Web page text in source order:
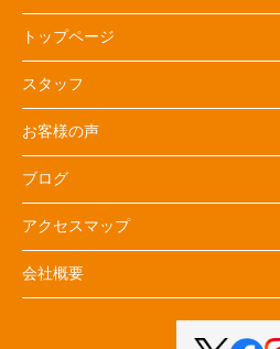
トップページ
スタッフ
お客様の声
ブログ
アクセスマップ
会社概要